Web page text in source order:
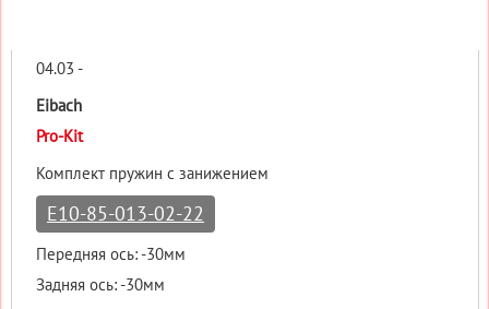
04.03 -
Eibach
Pro-Kit
Комплект пружин с занижением
E10-85-013-02-22
Передняя ось: -30мм
Задняя ось: -30мм